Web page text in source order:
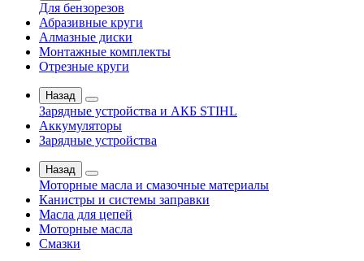
Для бензорезов
Абразивные круги
Алмазные диски
Монтажные комплекты
Отрезные круги
Назад
Зарядные устройства и АКБ STIHL
Аккумуляторы
Зарядные устройства
Назад
Моторные масла и смазочные материалы
Канистры и системы заправки
Масла для цепей
Моторные масла
Смазки